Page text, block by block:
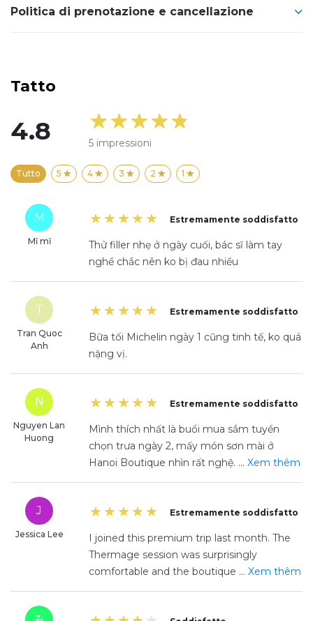
Politica di prenotazione e cancellazione
Tatto
4.8 5 impressioni
Tutto 5 4 3 2 1
M
Mĩ mĩ
Estremamente soddisfatto
Thử filler nhẹ ở ngày cuối, bác sĩ làm tay
nghề chắc nên ko bị đau nhiều
T
Tran Quoc
Anh
Estremamente soddisfatto
Bữa tối Michelin ngày 1 cũng tinh tế, ko quá
nặng vị.
N
Nguyen Lan
Huong
Estremamente soddisfatto
Mình thích nhất là buổi mua sắm tuyển
chọn trưa ngày 2, mấy món sơn mài ở
Hanoi Boutique nhìn rất nghệ. ... Xem thêm
J
Jessica Lee
Estremamente soddisfatto
I joined this premium trip last month. The
Thermage session was surprisingly
comfortable and the boutique ... Xem thêm